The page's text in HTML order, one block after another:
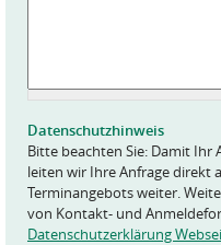
*
Datenschutzhinweis
Bitte beachten Sie: Damit Ihr
leiten wir Ihre Anfrage direkt
Terminangebots weiter.
von Kontakt- und
Datenschutzerklärung